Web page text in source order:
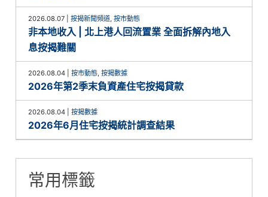
2026.08.07 |按揭新聞頻道,按市動態
非本地收入 | 北上港人回流置業 全面拆解內地入
息按揭難關
2026.08.04 |按市動態,按揭數據
2026年第2季末負資產住宅按揭貸款
2026.08.04 |按揭數據
2026年6月住宅按揭統計調查結果
常用標籤